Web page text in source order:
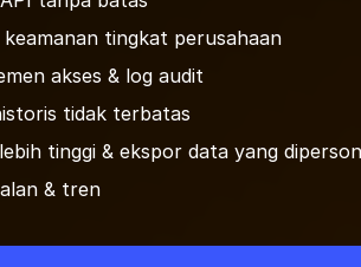
keamanan tingkat perusahaan
akses & log audit
tidak terbatas
tinggi & ekspor data yang
& tren